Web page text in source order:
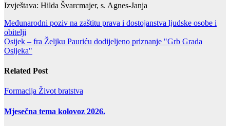
Izvještava: Hilda Švarcmajer, s. Agnes-Janja
Navigacija
objava
Međunarodni poziv na zaštitu prava i dostojanstva ljudske osobe i
obitelji
Osijek – fra Željku Pauriću dodijeljeno priznanje "Grb Grada
Osijeka"
Related Post
Formacija Život bratstva
Mjesečna tema kolovoz 2026.